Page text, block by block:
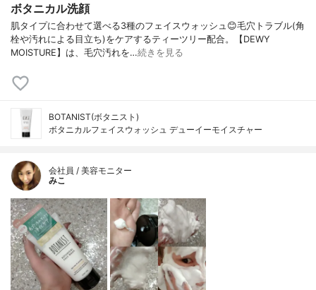
ボタニカル洗顔
肌タイプに合わせて選べる3種のフェイスウォッシュ😊毛穴トラブル(角
栓や汚れによる目立ち)をケアするティーツリー配合。【DEWY
MOISTURE】は、毛穴汚れを…続きを見る
BOTANIST(ボタニスト)
ボタニカルフェイスウォッシュ デューイーモイスチャー
会社員 / 美容モニター
みこ